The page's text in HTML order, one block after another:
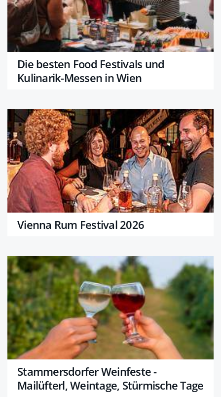
Die besten Food Festivals und
Kulinarik-Messen in Wien
Vienna Rum Festival 2026
Stammersdorfer Weinfeste -
Mailüfterl, Weintage, Stürmische Tage